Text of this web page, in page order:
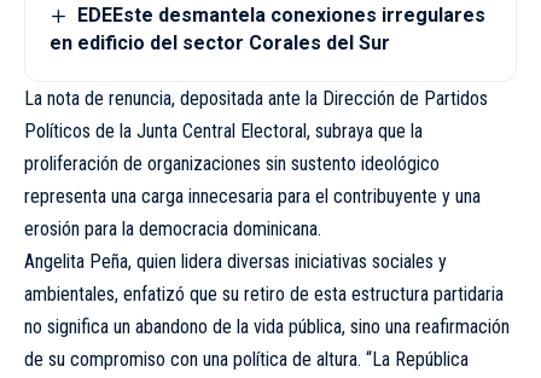
EDEEste desmantela conexiones irregulares
en edificio del sector Corales del Sur
La nota de renuncia, depositada ante la Dirección de Partidos
Políticos de la Junta Central Electoral, subraya que la
proliferación de organizaciones sin sustento ideológico
representa una carga innecesaria para el contribuyente y una
erosión para la democracia dominicana.
Angelita Peña, quien lidera diversas iniciativas sociales y
ambientales, enfatizó que su retiro de esta estructura partidaria
no significa un abandono de la vida pública, sino una reafirmación
de su compromiso con una política de altura. “La República